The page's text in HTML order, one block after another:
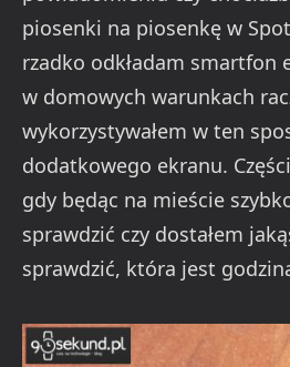
piosenki na piosenkę w
rzadko odkładam smartfon
w domowych warunkach
wykorzystywałem w ten
dodatkowego ekranu.
gdy będąc na mieście
sprawdzić czy dostałem
sprawdzić, która jest